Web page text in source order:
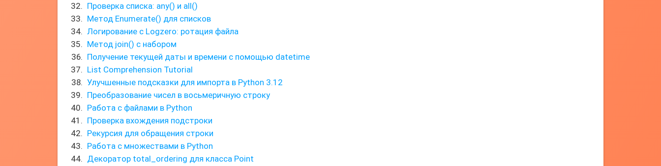
Проверка списка: any() и all()
Метод Enumerate() для списков
Логирование с Logzero: ротация файла
Метод join() с набором
Получение текущей даты и времени с помощью datetime
List Comprehension Tutorial
Улучшенные подсказки для импорта в Python 3.12
Преобразование чисел в восьмеричную строку
Работа с файлами в Python
Проверка вхождения подстроки
Рекурсия для обращения строки
Работа с множествами в Python
Декоратор total_ordering для класса Point